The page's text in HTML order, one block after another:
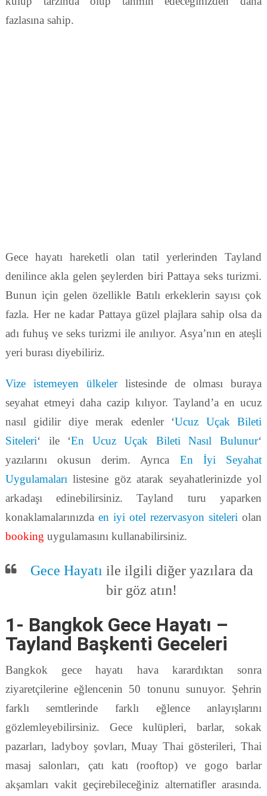
fazlasına sahip.
Gece hayatı hareketli olan tatil yerlerinden Tayland
denilince akla gelen şeylerden biri Pattaya seks turizmi.
Bunun için gelen özellikle Batılı erkeklerin sayısı çok
fazla. Her ne kadar Pattaya güzel plajlara sahip olsa da
adı fuhuş ve seks turizmi ile anılıyor. Asya’nın en ateşli
yeri burası diyebiliriz.
Vize istemeyen ülkelerlistesinde de olması buraya
seyahat etmeyi daha cazip kılıyor. Tayland’a en ucuz
nasıl gidilir diye merak edenler ‘Ucuz Uçak Bileti
Siteleri‘ ile ‘En Ucuz Uçak Bileti Nasıl Bulunur‘
yazılarını okusun derim. Ayrıca En İyi Seyahat
Uygulamaları listesine göz atarak seyahatlerinizde yol
arkadaşı edinebilirsiniz. Tayland turu yaparken
konaklamalarınızda en iyi otel rezervasyon siteleri olan
booking uygulamasını kullanabilirsiniz.
Gece Hayatı ile ilgili diğer yazılara da
bir göz atın!
1- Bangkok Gece Hayatı –
Tayland Başkenti Geceleri
Bangkok gece hayatı hava karardıktan sonra
ziyaretçilerine eğlencenin 50 tonunu sunuyor. Şehrin
farklı semtlerinde farklı eğlence anlayışlarını
gözlemleyebilirsiniz. Gece kulüpleri, barlar, sokak
pazarları, ladyboy şovları, Muay Thai gösterileri, Thai
masaj salonları, çatı katı (rooftop) ve gogo barlar
akşamları vakit geçirebileceğiniz alternatifler arasında.